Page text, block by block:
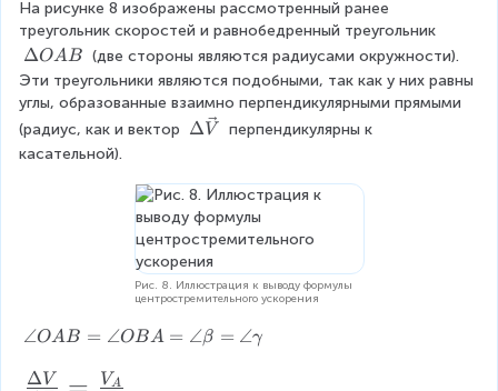
}
=
\
v
e
r
r
o
w
\
a
n
a
c
{
V
_
A
}
|
\
a
n
gl
e
\
g
r
o
c
{
V
}
На рисунке 8 изображены рассмотренный ранее
треугольник скоростей и равнобедренный треугольник
\
D
el
t
a
O
ΔOAB (две стороны являются радиусами окружности).
Эти треугольники являются подобными, так как у них равны
углы, образованные взаимно перпендикулярными прямыми
(радиус, как и вектор \
t
a
\
v
e
c
{
V
ΔV
перпендикулярны к
касательной).
Рис. 8. Иллюстрация к выводу формулы
центростремительного ускорения
\
n
∠OAB = ∠OBA = ∠β = ∠γ
ΔV VA